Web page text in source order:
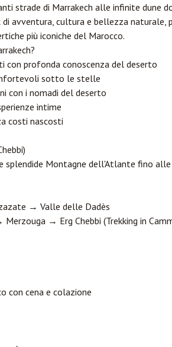
strade di Marrakech alle infinite dune
avventura, cultura e bellezza naturale,
più iconiche del Marocco.
con profonda conoscenza del deserto
sotto le stelle
con i nomadi del deserto
intime
costi nascosti
Montagne dell'Atlante fino alle
→ Valle delle Dadès
→ Erg Chebbi (Trekking in
con cena e colazione